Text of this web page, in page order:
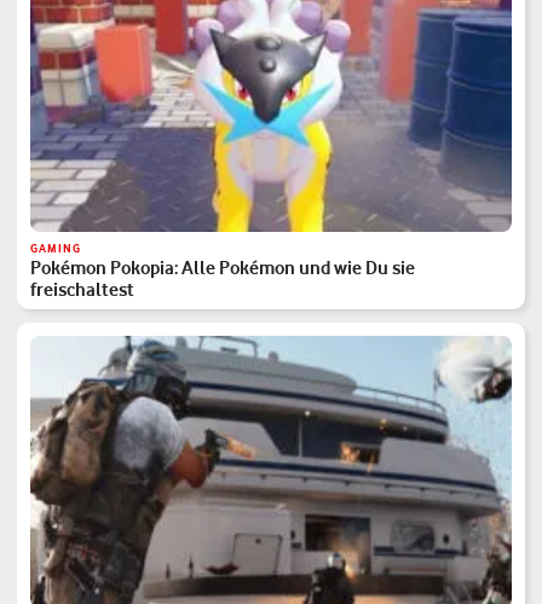
GAMING
Pokémon Pokopia: Alle Pokémon und wie Du sie
freischaltest